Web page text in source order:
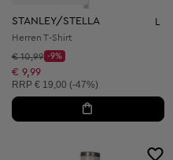
STANLEY/STELLA L
Herren T-Shirt
Startpreis:
€ 10,99
Discount Price:
-9%
Reduzierter Preis:
€ 9,99
Unverbindliche Preisempfehlung:
RRP € 19,00 (-47%)